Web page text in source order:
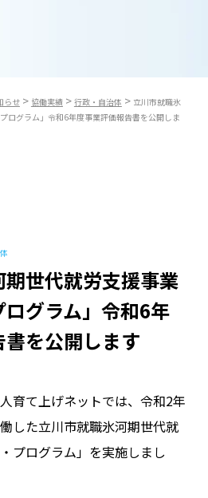
らせ> 協働実績> 行政・自治体 > 立川市就職氷
ログラム」令和6年度事業評価報告書を公開しま
世代就労支援事業
ログラム」令和6年
を公開します
育て上げネットでは、令和2年
した立川市就職氷河期世代就
プログラム」を実施しまし